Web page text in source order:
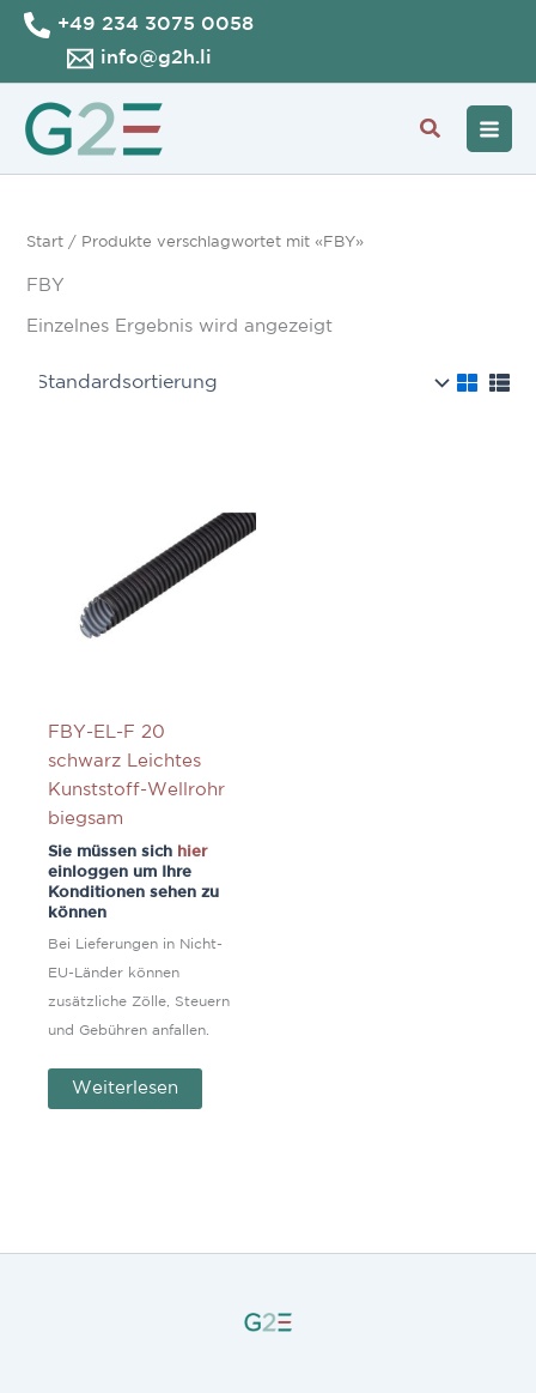
Zum
Inhalt
springen
+49 234 3075 0058
info@g2h.li
Suche
Start / Produkte verschlagwortet mit «FBY»
FBY
Einzelnes Ergebnis wird angezeigt
FBY-EL-F 20
schwarz Leichtes
Kunststoff-Wellrohr
biegsam
Sie müssen sich hier
einloggen um Ihre
Konditionen sehen zu
können
Bei Lieferungen in Nicht-
EU-Länder können
zusätzliche Zölle, Steuern
und Gebühren anfallen.
Weiterlesen